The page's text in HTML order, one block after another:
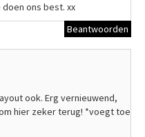
doen ons best. xx
Beantwoorden
ook. Erg vernieuwend,
hier zeker terug! *voegt toe